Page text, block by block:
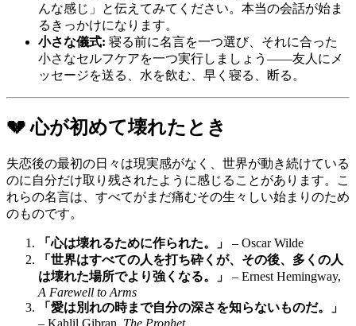
んな感じ」と伝えてみてください。本当の会話が始ま
るきっかけになります。
小さな儀式: 寝る前に名言を一つ選び、それに合った
小さなセルフケアを一つ実行しましょう――友人にメ
ッセージを送る、水を飲む、早く寝る、断る。
💔 心が初めて壊れたとき
失恋後の最初の日々は現実感がなく、世界が動き続けている
のに自分だけ取り残されたように感じることがあります。こ
れらの名言は、すべてがまだ痛むその生々しい始まりのため
のものです。
「心は壊れるために作られた。」
– Oscar Wilde
「世界はすべての人を打ち砕くが、その後、多くの人
は壊れた場所でより強くなる。」
– Ernest Hemingway,
A Farewell to Arms
「愛は別れの時まで自分の深さを知らないものだ。」
– Kahlil Gibran, The Prophet